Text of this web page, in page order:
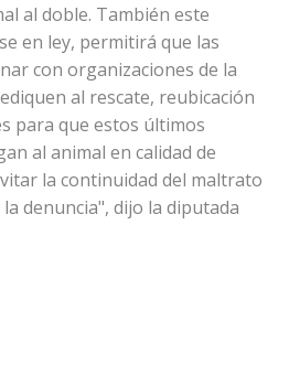
al doble. También este
en ley, permitirá que las
con organizaciones de la
al rescate, reubicación
para que estos últimos
al animal en calidad de
la continuidad del maltrato
denuncia", dijo la diputada